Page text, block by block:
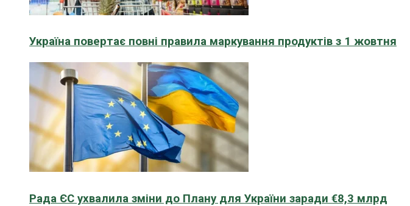
Україна повертає повні правила маркування продуктів з 1 жовтня
Рада ЄС ухвалила зміни до Плану для України заради €8,3 млрд